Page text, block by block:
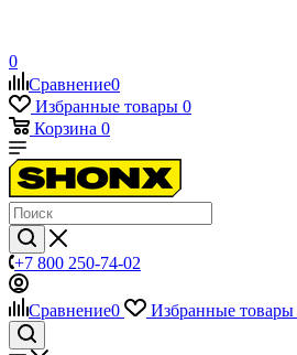
0
Сравнение0
Избранные товары 0
Корзина 0
+7 800 250-74-02
Сравнение0 Избранные товары